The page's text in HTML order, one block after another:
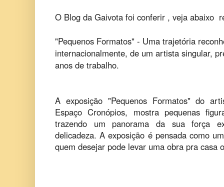
O Blog da Gaivota foi conferir , veja abaixo
"Pequenos Formatos" - Uma trajetória
internacionalmente, de um artista singular,
anos de trabalho.
A exposição "Pequenos Formatos" do
Espaço Cronópios, mostra pequenas
trazendo um panorama da sua força
delicadeza. A exposição é pensada como
quem desejar pode levar uma obra pra casa